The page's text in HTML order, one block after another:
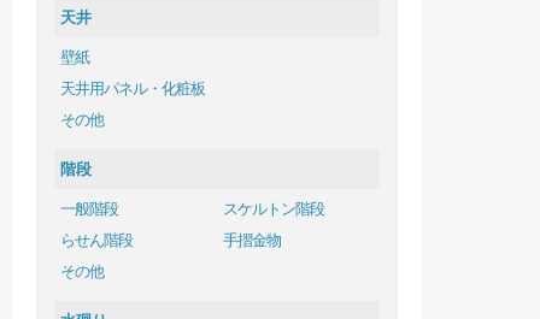
天井
壁紙
天井用パネル・化粧板
その他
階段
一般階段
スケルトン階段
らせん階段
手摺金物
その他